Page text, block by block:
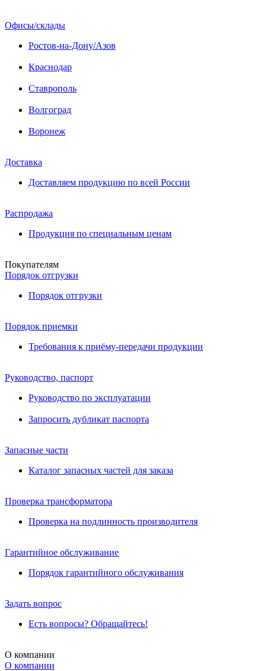
Офисы/склады
Ростов-на-Дону/Азов
Краснодар
Ставрополь
Волгоград
Воронеж
Доставка
Доставляем продукцию по всей России
Распродажа
Продукция по специальным ценам
Покупателям
Порядок отгрузки
Порядок отгрузки
Порядок приемки
Требования к приёму-передачи продукции
Руководство, паспорт
Руководство по эксплуатации
Запросить дубликат паспорта
Запасные части
Каталог запасных частей для заказа
Проверка трансформатора
Проверка на подлинность производителя
Гарантийное обслуживание
Порядок гарантийного обслуживания
Задать вопрос
Есть вопросы? Обращайтесь!
О компании
О компании